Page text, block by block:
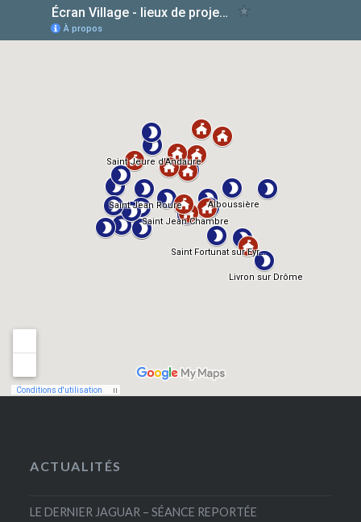
ACTUALITÉS
LE DERNIER JAGUAR – SÉANCE REPORTÉE